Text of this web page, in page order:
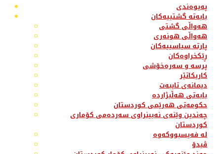
پەیوەندی
بابەتە گشتییەکان
هەواڵی گشتی
هەواڵی هونەری
پارتە سیاسییەکان
ڕێکخراوەکان
پرسە و سەرەخۆشی
کاریکاتێر
دیمانەی تایبەت
بابەتی هەڵبژاردە
حکومەتی هەرێمی کوردستان
چەندین وێنەی نەبینراوی سەردەمی کۆماری
کوردستان
لە فەیسبووکەوە
ڤیدۆ